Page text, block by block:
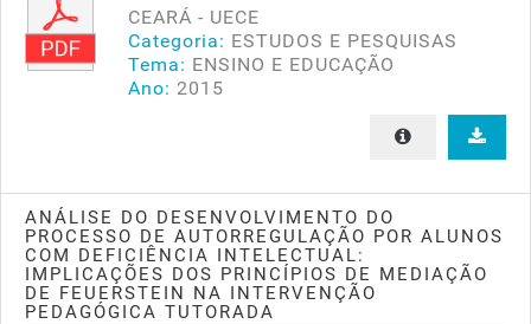
CEARÁ - UECE
Categoria: ESTUDOS E PESQUISAS
Tema: ENSINO E EDUCAÇÃO
Ano: 2015
ANÁLISE DO DESENVOLVIMENTO DO
PROCESSO DE AUTORREGULAÇÃO POR ALUNOS
COM DEFICIÊNCIA INTELECTUAL:
IMPLICAÇÕES DOS PRINCÍPIOS DE MEDIAÇÃO
DE FEUERSTEIN NA INTERVENÇÃO
PEDAGÓGICA TUTORADA